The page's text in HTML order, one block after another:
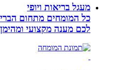
מעגל בריאות ויופי
כל המומחים מתחום
לכם מענה מקצועי ומהימן